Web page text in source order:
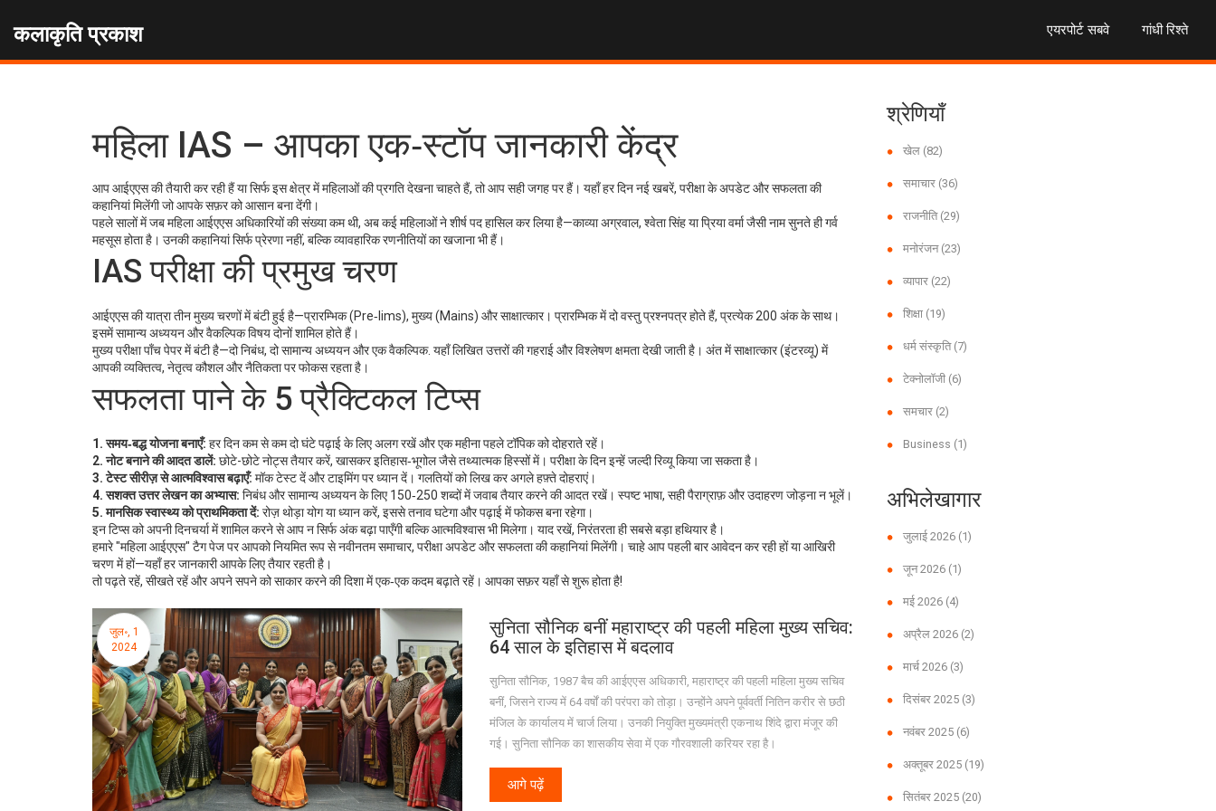
कलाकृति प्रकाश एयरपोर्ट सबवे गांधी रिश्ते
महिला IAS – आपका एक‑स्टॉप जानकारी केंद्र
आप आईएएस की तैयारी कर रही हैं या सिर्फ इस क्षेत्र में महिलाओं की प्रगति देखना चाहते हैं, तो आप सही जगह पर हैं। यहाँ हर दिन नई खबरें, परीक्षा के अपडेट और सफलता की
कहानियां मिलेंगी जो आपके सफ़र को आसान बना देंगी।
पहले सालों में जब महिला आईएएस अधिकारियों की संख्या कम थी, अब कई महिलाओं ने शीर्ष पद हासिल कर लिया है—काव्या अग्रवाल, श्वेता सिंह या प्रिया वर्मा जैसी नाम सुनते ही गर्व
महसूस होता है। उनकी कहानियां सिर्फ प्रेरणा नहीं, बल्कि व्यावहारिक रणनीतियों का खजाना भी हैं।
IAS परीक्षा की प्रमुख चरण
आईएएस की यात्रा तीन मुख्य चरणों में बंटी हुई है—प्रारम्भिक (Pre‑lims), मुख्य (Mains) और साक्षात्कार। प्रारम्भिक में दो वस्तु प्रश्नपत्र होते हैं, प्रत्येक 200 अंक के साथ।
इसमें सामान्य अध्ययन और वैकल्पिक विषय दोनों शामिल होते हैं।
मुख्य परीक्षा पाँच पेपर में बंटी है—दो निबंध, दो सामान्य अध्ययन और एक वैकल्पिक. यहाँ लिखित उत्तरों की गहराई और विश्लेषण क्षमता देखी जाती है। अंत में साक्षात्कार (इंटरव्यू) में
आपकी व्यक्तित्व, नेतृत्व कौशल और नैतिकता पर फोकस रहता है।
सफलता पाने के 5 प्रैक्टिकल टिप्स
1. समय‑बद्ध योजना बनाएँ: हर दिन कम से कम दो घंटे पढ़ाई के लिए अलग रखें और एक महीना पहले टॉपिक को दोहराते रहें।
2. नोट बनाने की आदत डालें: छोटे-छोटे नोट्स तैयार करें, खासकर इतिहास‑भूगोल जैसे तथ्यात्मक हिस्सों में। परीक्षा के दिन इन्हें जल्दी रिव्यू किया जा सकता है।
3. टेस्ट सीरीज़ से आत्मविश्वास बढ़ाएँ: मॉक टेस्ट दें और टाइमिंग पर ध्यान दें। गलतियों को लिख कर अगले हफ़्ते दोहराएं।
4. सशक्त उत्तर लेखन का अभ्यास: निबंध और सामान्य अध्ययन के लिए 150‑250 शब्दों में जवाब तैयार करने की आदत रखें। स्पष्ट भाषा, सही पैराग्राफ़ और उदाहरण जोड़ना न भूलें।
5. मानसिक स्वास्थ्य को प्राथमिकता दें: रोज़ थोड़ा योग या ध्यान करें, इससे तनाव घटेगा और पढ़ाई में फोकस बना रहेगा।
इन टिप्स को अपनी दिनचर्या में शामिल करने से आप न सिर्फ अंक बढ़ा पाएँगी बल्कि आत्मविश्वास भी मिलेगा। याद रखें, निरंतरता ही सबसे बड़ा हथियार है।
हमारे "महिला आईएएस" टैग पेज पर आपको नियमित रूप से नवीनतम समाचार, परीक्षा अपडेट और सफलता की कहानियां मिलेंगी। चाहे आप पहली बार आवेदन कर रही हों या आखिरी
चरण में हों—यहाँ हर जानकारी आपके लिए तैयार रहती है।
तो पढ़ते रहें, सीखते रहें और अपने सपने को साकार करने की दिशा में एक‑एक कदम बढ़ाते रहें। आपका सफ़र यहाँ से शुरू होता है!
जुल॰, 1
2024
सुनिता सौनिक बनीं महाराष्ट्र की पहली महिला मुख्य सचिव:
64 साल के इतिहास में बदलाव
सुनिता सौनिक, 1987 बैच की आईएएस अधिकारी, महाराष्ट्र की पहली महिला मुख्य सचिव
बनीं, जिसने राज्य में 64 वर्षों की परंपरा को तोड़ा। उन्होंने अपने पूर्ववर्ती नितिन करीर से छठी
मंजिल के कार्यालय में चार्ज लिया। उनकी नियुक्ति मुख्यमंत्री एकनाथ शिंदे द्वारा मंजूर की
गई। सुनिता सौनिक का शासकीय सेवा में एक गौरवशाली करियर रहा है।
आगे पढ़ें
श्रेणियाँ
खेल (82)
समाचार (36)
राजनीति (29)
मनोरंजन (23)
व्यापार (22)
शिक्षा (19)
धर्म संस्कृति (7)
टेक्नोलॉजी (6)
समचार (2)
Business (1)
अभिलेखागार
जुलाई 2026 (1)
जून 2026 (1)
मई 2026 (4)
अप्रैल 2026 (2)
मार्च 2026 (3)
दिसंबर 2025 (3)
नवंबर 2025 (6)
अक्तूबर 2025 (19)
सितंबर 2025 (20)